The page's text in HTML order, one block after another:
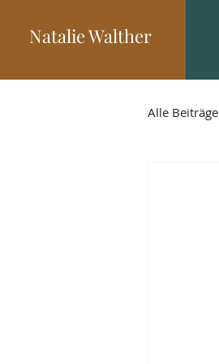
Natalie Walther
Alle Beiträge